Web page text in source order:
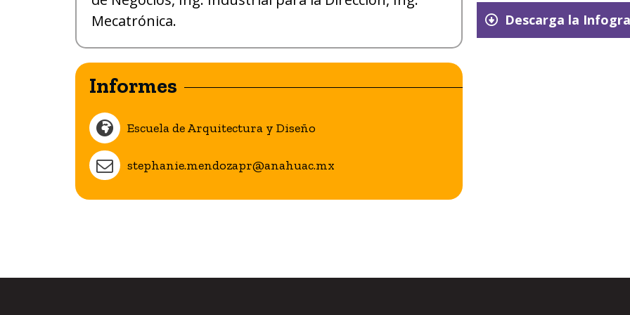
Mecatrónica.
Informes
Escuela de Arquitectura y Diseño
stephanie.mendozapr@anahuac.mx
Descarga la